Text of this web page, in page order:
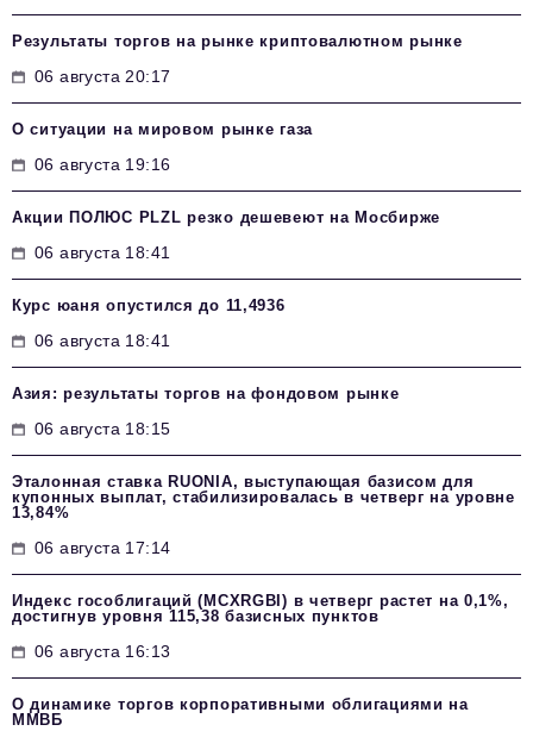
Результаты торгов на рынке криптовалютном рынке
06 августа 20:17
О ситуации на мировом рынке газа
06 августа 19:16
Акции ПОЛЮС PLZL резко дешевеют на Мосбирже
06 августа 18:41
Курс юаня опустился до 11,4936
06 августа 18:41
Азия: результаты торгов на фондовом рынке
06 августа 18:15
Эталонная ставка RUONIA, выступающая базисом для
купонных выплат, стабилизировалась в четверг на уровне
13,84%
06 августа 17:14
Индекс гособлигаций (MCXRGBI) в четверг растет на 0,1%,
достигнув уровня 115,38 базисных пунктов
06 августа 16:13
О динамике торгов корпоративными облигациями на
ММВБ